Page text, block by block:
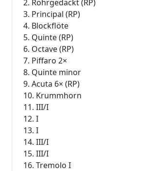
2. Rohrgedackt (RP)
3. Principal (RP)
4. Blockflöte
5. Quinte(RP)
6. Octave(RP)
7. Piffaro 2×
8. Quinte minor
9. Acuta 6× (RP)
10. Krummhorn
11. III/I
12. I
13. I
14. III/I
15. III/I
16. Tremolo I